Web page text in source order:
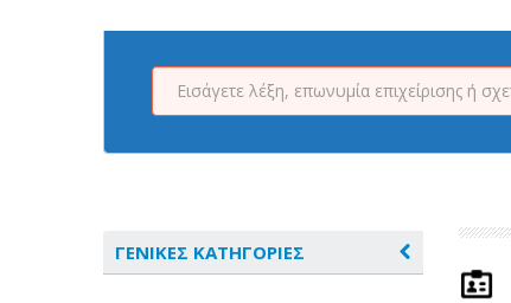
ΓΕΝΙΚΕΣ ΚΑΤΗΓΟΡΙΕΣ